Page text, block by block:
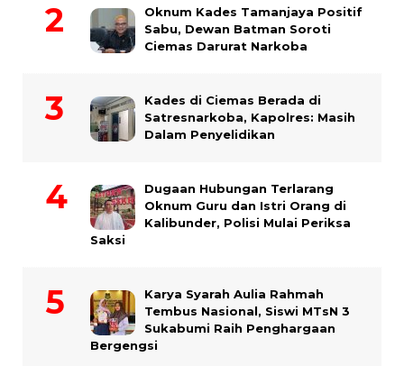
Oknum Kades Tamanjaya Positif
Sabu, Dewan Batman Soroti
Ciemas Darurat Narkoba
Kades di Ciemas Berada di
Satresnarkoba, Kapolres: Masih
Dalam Penyelidikan
Dugaan Hubungan Terlarang
Oknum Guru dan Istri Orang di
Kalibunder, Polisi Mulai Periksa
Saksi
Karya Syarah Aulia Rahmah
Tembus Nasional, Siswi MTsN 3
Sukabumi Raih Penghargaan
Bergengsi